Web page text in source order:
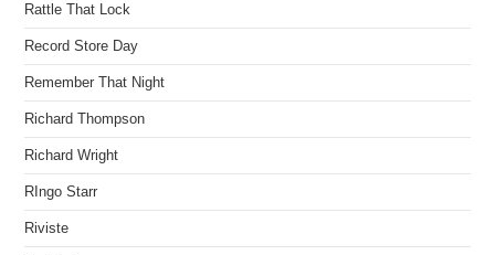
Rattle That Lock
Record Store Day
Remember That Night
Richard Thompson
Richard Wright
RIngo Starr
Riviste